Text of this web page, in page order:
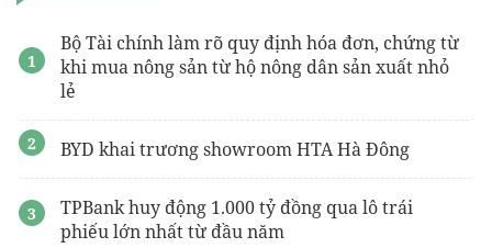
Bộ Tài chính làm rõ quy định hóa đơn, chứng từ
khi mua nông sản từ hộ nông dân sản xuất nhỏ
lẻ
BYD khai trương showroom HTA Hà Đông
TPBank huy động 1.000 tỷ đồng qua lô trái
phiếu lớn nhất từ đầu năm